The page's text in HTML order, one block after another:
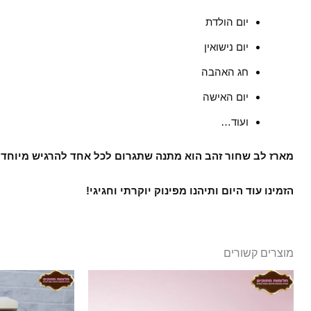
יום הולדת
יום נישואין
חג האהבה
יום האישה
ועוד…
מארז לב שחור זהב הוא מתנה שתגרום לכל אחד להרגיש מיוחד
הזמינו עוד היום ותיהנו מפינוק יוקרתי וחגיגי!
מוצרים קשורים